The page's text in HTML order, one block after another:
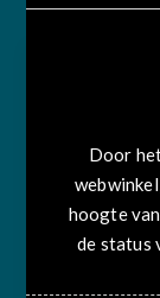
Door
hoogte
de status